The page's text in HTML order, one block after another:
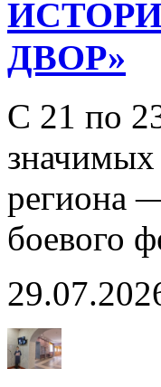
ДВОР»
С 21 по
значимых
региона
боевого